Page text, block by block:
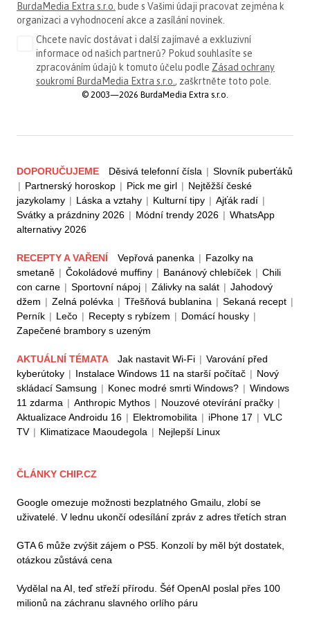
BurdaMedia Extra s.r.o. bude s Vašimi údaji pracovat zejména k
organizaci a vyhodnocení akce a zasílání novinek.
Chcete navíc dostávat i další zajímavé a exkluzivní
informace od našich partnerů? Pokud souhlasíte se
zpracováním údajů k tomuto účelu podle Zásad ochrany
soukromí BurdaMedia Extra s.r.o., zaškrtněte toto pole.
© 2003—2026 BurdaMedia Extra s.r.o.
DOPORUČUJEME Děsivá telefonní čísla | Slovník puberťáků
| Partnerský horoskop | Pick me girl | Nejtěžší české
jazykolamy | Láska a vztahy | Kulturní tipy | Ajťák radí |
Svátky a prázdniny 2026 | Módní trendy 2026 | WhatsApp
alternativy 2026
RECEPTY A VAŘENÍ Vepřová panenka | Fazolky na
smetaně | Čokoládové muffiny | Banánový chlebíček | Chili
con carne | Sportovní nápoj | Zálivky na salát | Jahodový
džem | Zelná polévka | Třešňová bublanina | Sekaná recept |
Perník | Lečo | Recepty s rybízem | Domácí housky |
Zapečené brambory s uzeným
AKTUÁLNÍ TÉMATA Jak nastavit Wi-Fi | Varování před
kyberútoky | Instalace Windows 11 na starší počítač | Nový
skládací Samsung | Konec modré smrti Windows? | Windows
11 zdarma | Anthropic Mythos | Nouzové otevírání pračky |
Aktualizace Androidu 16 | Elektromobilita | iPhone 17 | VLC
TV | Klimatizace Maoudegola | Nejlepší Linux
ČLÁNKY CHIP.CZ
Google omezuje možnosti bezplatného Gmailu, zlobí se
uživatelé. V lednu ukončí odesílání zpráv z adres třetích stran
GTA 6 může zvýšit zájem o PS5. Konzolí by měl být dostatek,
otázkou zůstává cena
Vydělal na AI, teď střeží přírodu. Šéf OpenAI poslal přes 100
milionů na záchranu slavného orlího páru